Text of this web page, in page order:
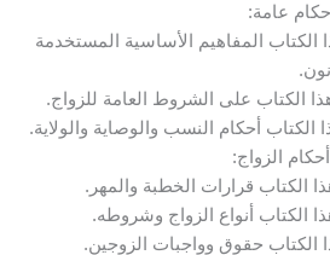
عامة:
الكتاب المفاهيم الأساسية المستخدمة
الكتاب على الشروط العامة للزواج.
الكتاب أحكام النسب والوصاية والولاية.
الزواج:
الكتاب قرارات الخطبة والمهر.
الكتاب أنواع الزواج وشروطه.
الكتاب حقوق وواجبات الزوجين.